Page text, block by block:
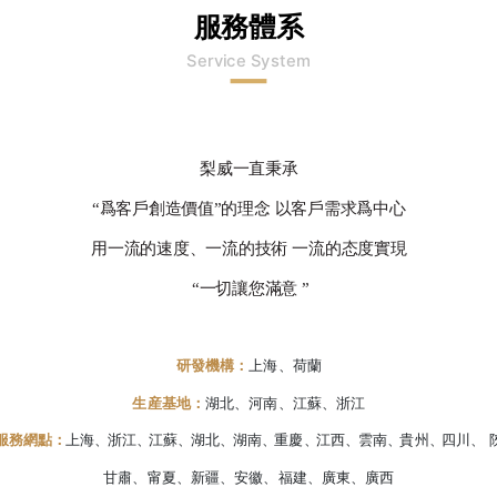
服務體系
Service System
梨威一直秉承
“爲客戶創造價值”的理念 以客戶需求爲中心
用一流的速度、一流的技術 一流的态度實現
“一切讓您滿意 ”
研發機構： 上海、荷蘭
生産基地：湖北、河南、江蘇、浙江
務網點： 上海 浙江 、江蘇 湖北 湖南、重慶 、江西 雲南、貴州 四川、
甘肅、甯夏、新疆、安徽、福建、廣東、廣西